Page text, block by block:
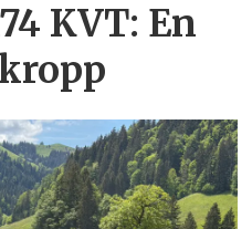
KVT: En